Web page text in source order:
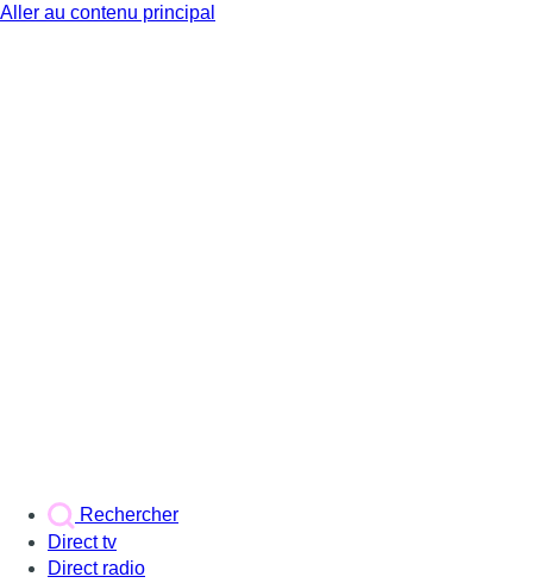
Aller au contenu principal
Rechercher
Direct tv
Direct radio